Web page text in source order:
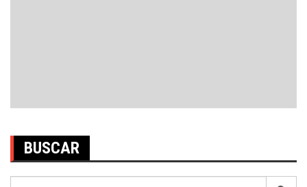
BUSCAR